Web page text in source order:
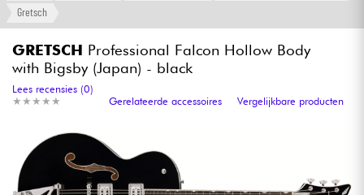
Versterker & Effecten
Synths & samplers
Gretsch
GRETSCH Professional Falcon Hollow Body
with Bigsby (Japan) - black
★ ★ ★ ★ ★
★ ★ ★ ★ ★
Lees recensies (0)
Gerelateerde accessoires
Vergelijkbare producten